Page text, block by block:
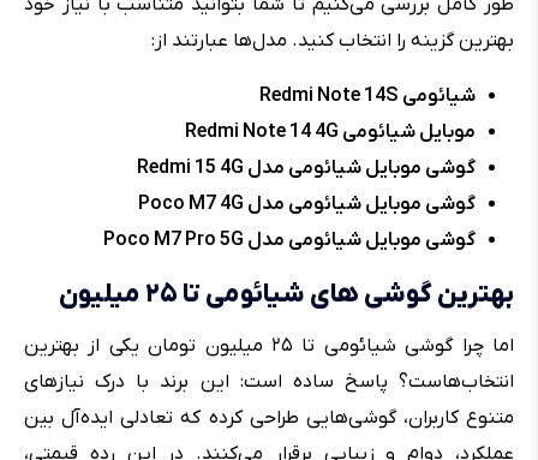
بهترین گزینه را انتخاب کنید. مدل‌ها عبارتند از:
شیائومی Redmi Note 14S
موبایل شیائومی Redmi Note 14 4G
گوشی موبایل شیائومی مدل Redmi 15 4G
گوشی موبایل شیائومی مدل Poco M7 4G
گوشی موبایل شیائومی مدل Poco M7 Pro 5G
بهترین گوشی های شیائومی تا ۲۵ میلیون
اما چرا گوشی شیائومی تا ۲۵ میلیون تومان یکی از بهترین
انتخاب‌هاست؟ پاسخ ساده است: این برند با درک نیازهای
متنوع کاربران، گوشی‌هایی طراحی کرده که تعادلی ایده‌آل بین
عملکرد، دوام و زیبایی برقرار می‌کنند. در این رده قیمتی،